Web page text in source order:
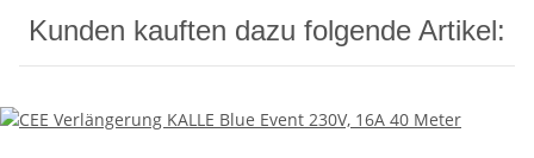
Kunden kauften dazu folgende Artikel: